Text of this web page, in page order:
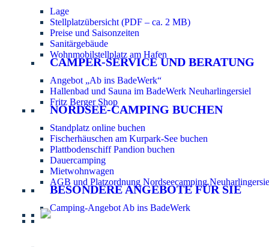
Lage
Stellplatzübersicht (PDF – ca. 2 MB)
Preise und Saisonzeiten
Sanitärgebäude
Wohnmobilstellplatz am Hafen
CAMPER-SERVICE UND BERATUNG
Angebot „Ab ins BadeWerk“
Hallenbad und Sauna im BadeWerk Neuharlingersiel
Fritz Berger Shop
NORDSEE-CAMPING BUCHEN
Standplatz online buchen
Fischerhäuschen am Kurpark-See buchen
Plattbodenschiff Pandion buchen
Dauercamping
Mietwohnwagen
AGB und Platzordnung Nordseecamping
BESONDERE ANGEBOTE FÜR SIE
Camping-Angebot Ab ins BadeWerk